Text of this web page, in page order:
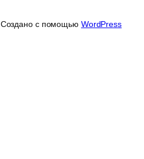
Создано с помощью WordPress